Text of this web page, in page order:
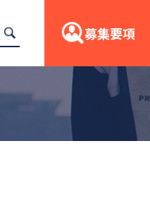
募集要項